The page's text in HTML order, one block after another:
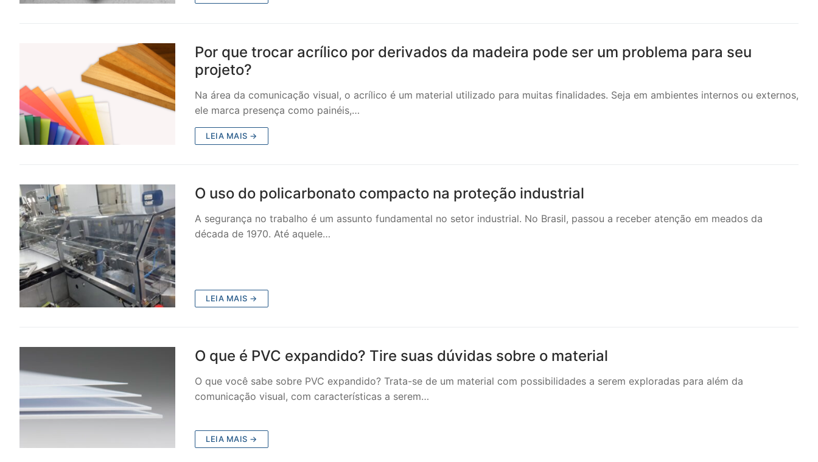
Por que trocar acrílico por derivados da madeira pode ser um problema para seu
projeto?
Na área da comunicação visual, o acrílico é um material utilizado para muitas finalidades. Seja em ambientes internos ou externos,
ele marca presença como painéis,…
LEIA MAIS →
O uso do policarbonato compacto na proteção industrial
A segurança no trabalho é um assunto fundamental no setor industrial. No Brasil, passou a receber atenção em meados da
década de 1970. Até aquele…
LEIA MAIS →
O que é PVC expandido? Tire suas dúvidas sobre o material
O que você sabe sobre PVC expandido? Trata-se de um material com possibilidades a serem exploradas para além da
comunicação visual, com características a serem…
LEIA MAIS →